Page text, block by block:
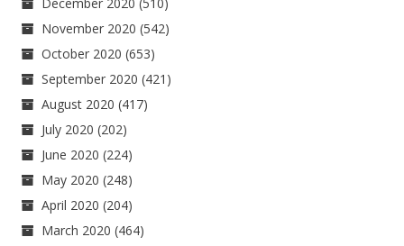
December 2020 (510)
November 2020 (542)
October 2020 (653)
September 2020 (421)
August 2020 (417)
July 2020 (202)
June 2020 (224)
May 2020 (248)
April 2020 (204)
March 2020 (464)